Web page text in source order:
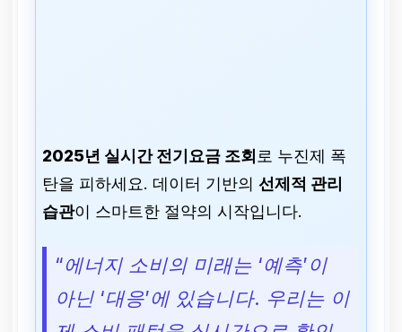
2025년 실시간 전기요금 조회 로 누진제 폭
탄을 피하세요. 데이터 기반의선제적 관리
습관이 스마트한 절약의 시작입니다.
“에너지 소비의 미래는 ‘예측’이
아닌 ‘대응’에 있습니다. 우리는 이